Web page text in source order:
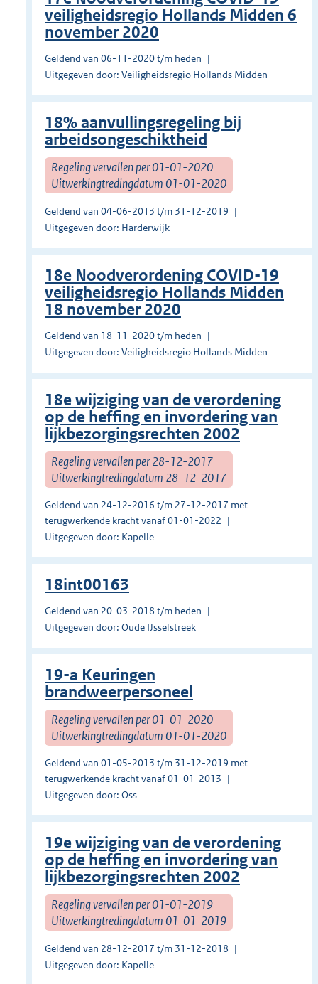
veiligheidsregio Hollands Midden 6
november 2020
Geldend van 06-11-2020 t/m heden
Uitgegeven door: Veiligheidsregio Hollands Midden
18% aanvullingsregeling bij
arbeidsongeschiktheid
Regeling vervallen per 01-01-2020
Uitwerkingtredingdatum 01-01-2020
Geldend van 04-06-2013 t/m 31-12-2019
Uitgegeven door: Harderwijk
18e Noodverordening COVID-19
veiligheidsregio Hollands Midden
18 november 2020
Geldend van 18-11-2020 t/m heden
Uitgegeven door: Veiligheidsregio Hollands Midden
18e wijziging van de verordening
op de heffing en invordering van
lijkbezorgingsrechten 2002
Regeling vervallen per 28-12-2017
Uitwerkingtredingdatum 28-12-2017
Geldend van 24-12-2016 t/m 27-12-2017 met
terugwerkende kracht vanaf 01-01-2022
Uitgegeven door: Kapelle
18int00163
Geldend van 20-03-2018 t/m heden
Uitgegeven door: Oude IJsselstreek
19-a Keuringen
brandweerpersoneel
Regeling vervallen per 01-01-2020
Uitwerkingtredingdatum 01-01-2020
Geldend van 01-05-2013 t/m 31-12-2019 met
terugwerkende kracht vanaf 01-01-2013
Uitgegeven door: Oss
19e wijziging van de verordening
op de heffing en invordering van
lijkbezorgingsrechten 2002
Regeling vervallen per 01-01-2019
Uitwerkingtredingdatum 01-01-2019
Geldend van 28-12-2017 t/m 31-12-2018
Uitgegeven door: Kapelle